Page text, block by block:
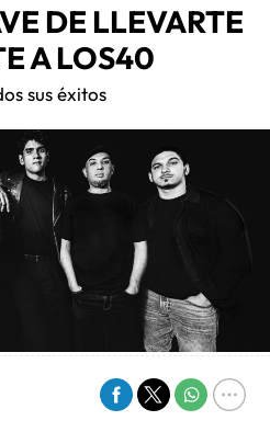
DE LLEVARTE
A LOS40
sus éxitos